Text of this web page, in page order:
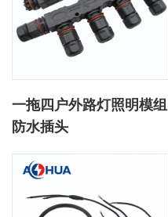
一拖四户外路灯照明模组
防水插头